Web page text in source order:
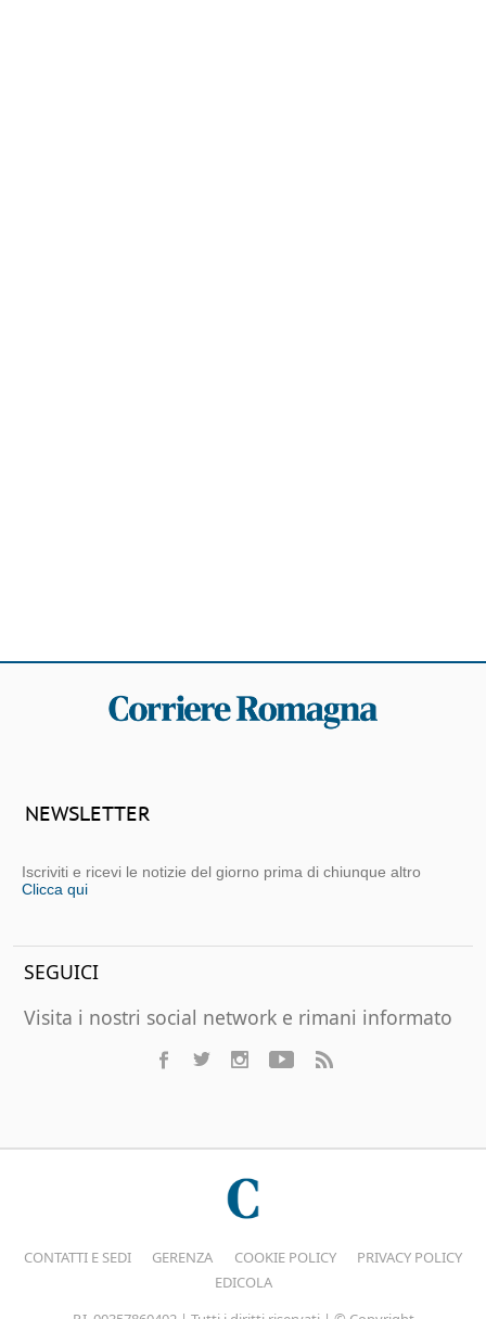
NEWSLETTER
Iscriviti e ricevi le notizie del giorno prima di chiunque altro
Clicca qui
SEGUICI
Visita i nostri social network e rimani informato
CONTATTI E SEDI GERENZA COOKIE POLICY
PRIVACY POLICY
EDICOLA